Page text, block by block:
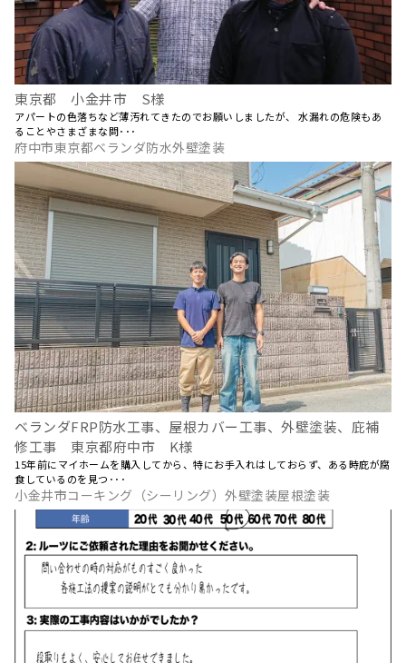
東京都 小金井市 S様
アパートの色落ちなど薄汚れてきたのでお願いしましたが、 水漏れの危険もあ
ることやさまざまな問･･･
府中市東京都ベランダ防水外壁塗装
ベランダFRP防水工事、屋根カバー工事、外壁塗装、庇補
修工事 東京都府中市 K様
15年前にマイホームを購入してから、特にお手入れはしておらず、ある時庇が腐
食しているのを見つ･･･
小金井市コーキング（シーリング）外壁塗装屋根塗装